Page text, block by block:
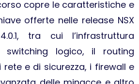
copre le caratteristiche e
offerte nelle release NSX
tra cui l’infrastruttura
switching logico, il routing
rete e di sicurezza, i firewall e